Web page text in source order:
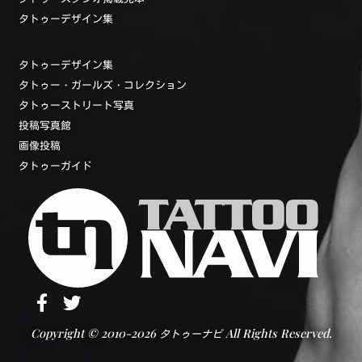
タトゥーデザイン集
タトゥーデザイン集
タトゥー・ガールズ・コレクション
タトゥーストリート写真
投稿写真館
画像投稿
タトゥーガイド
Copyright © 2010-2026 タトゥーナビAll Rights Reserved.